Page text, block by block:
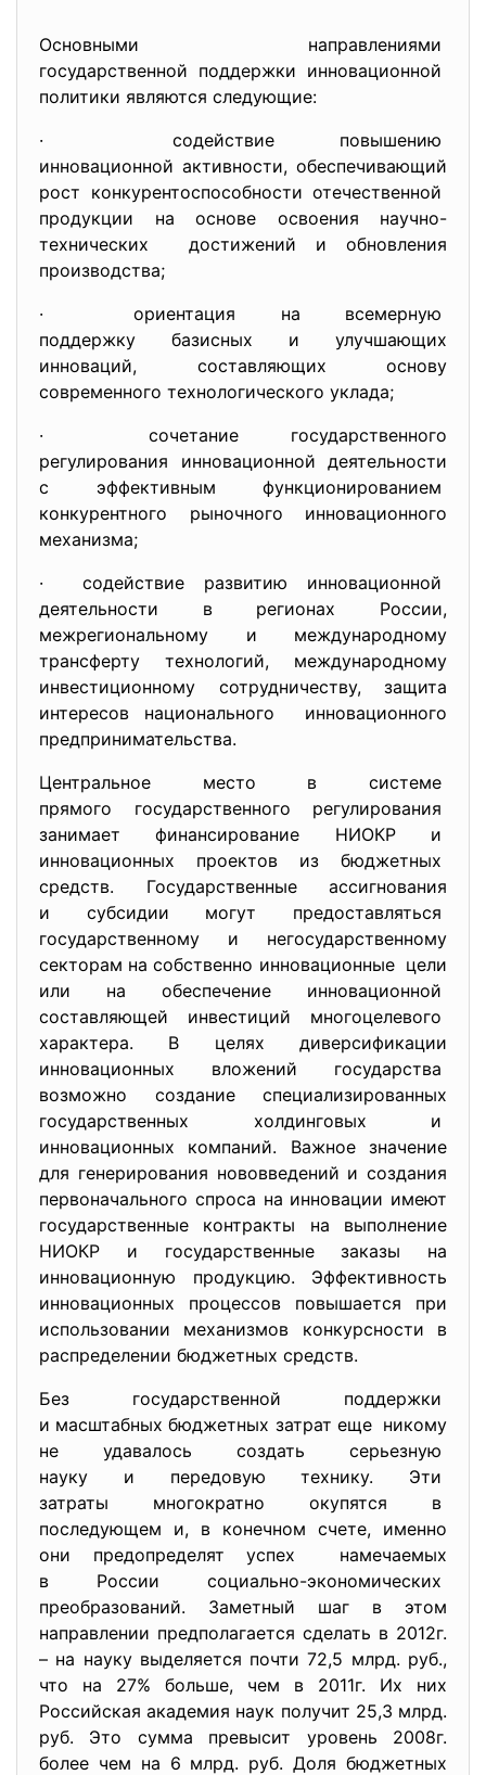
Основными направлениями
государственной поддержки инновационной
политики являются следующие:
· содействие повышению
инновационной активности, обеспечивающий
рост конкурентоспособности отечественной
продукции на основе освоения научно-
технических достижений и обновления
производства;
· ориентация на всемерную
поддержку базисных и улучшающих
инноваций, составляющих основу
современного технологического уклада;
· сочетание государственного
регулирования инновационной деятельности
с эффективным функционированием
конкурентного рыночного инновационного
механизма;
· содействие развитию инновационной
деятельности в регионах России,
межрегиональному и международному
трансферту технологий, международному
инвестиционному сотрудничеству, защита
интересов национального инновационного
предпринимательства.
Центральное место в системе
прямого государственного регулирования
занимает финансирование НИОКР и
инновационных проектов из бюджетных
средств. Государственные ассигнования
и субсидии могут предоставляться
государственному и негосударственному
секторам на собственно инновационные цели
или на обеспечение инновационной
составляющей инвестиций многоцелевого
характера. В целях диверсификации
инновационных вложений государства
возможно создание специализированных
государственных холдинговых и
инновационных компаний. Важное значение
для генерирования нововведений и создания
первоначального спроса на инновации имеют
государственные контракты на выполнение
НИОКР и государственные заказы на
инновационную продукцию. Эффективность
инновационных процессов повышается при
использовании механизмов конкурсности в
распределении бюджетных средств.
Без государственной поддержки
и масштабных бюджетных затрат еще никому
не удавалось создать серьезную
науку и передовую технику. Эти
затраты многократно окупятся в
последующем и, в конечном счете, именно
они предопределят успех намечаемых
в России социально-экономических
преобразований. Заметный шаг в этом
направлении предполагается сделать в 2012г.
– на науку выделяется почти 72,5 млрд. руб.,
что на 27% больше, чем в 2011г. Их них
Российская академия наук получит 25,3 млрд.
руб. Это сумма превысит уровень 2008г.
более чем на 6 млрд. руб. Доля бюджетных